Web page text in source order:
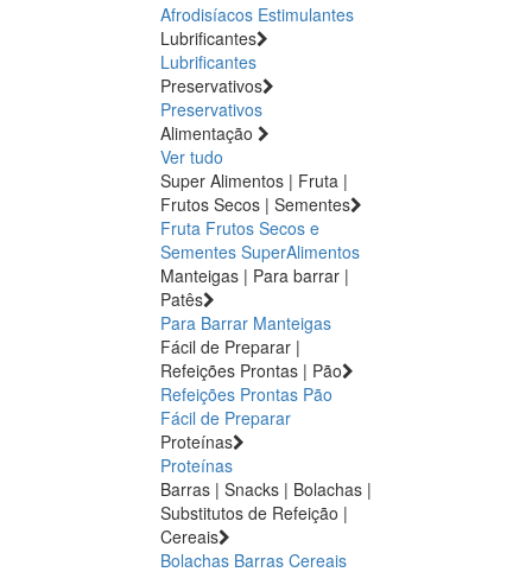
Afrodisíacos Estimulantes
Lubrificantes
Lubrificantes
Preservativos
Preservativos
Alimentação
Ver tudo
Super Alimentos | Fruta |
Frutos Secos | Sementes
Fruta Frutos Secos e
Sementes SuperAlimentos
Manteigas | Para barrar |
Patês
Para Barrar Manteigas
Fácil de Preparar |
Refeições Prontas | Pão
Refeições Prontas Pão
Fácil de Preparar
Proteínas
Proteínas
Barras | Snacks | Bolachas |
Substitutos de Refeição |
Cereais
Bolachas Barras Cereais